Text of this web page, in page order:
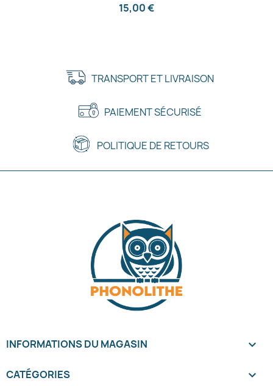
15,00 €
TRANSPORT ET LIVRAISON
PAIEMENT SÉCURISÉ
POLITIQUE DE RETOURS
INFORMATIONS DU MAGASIN keyboard_arrow_down
CATÉGORIES 